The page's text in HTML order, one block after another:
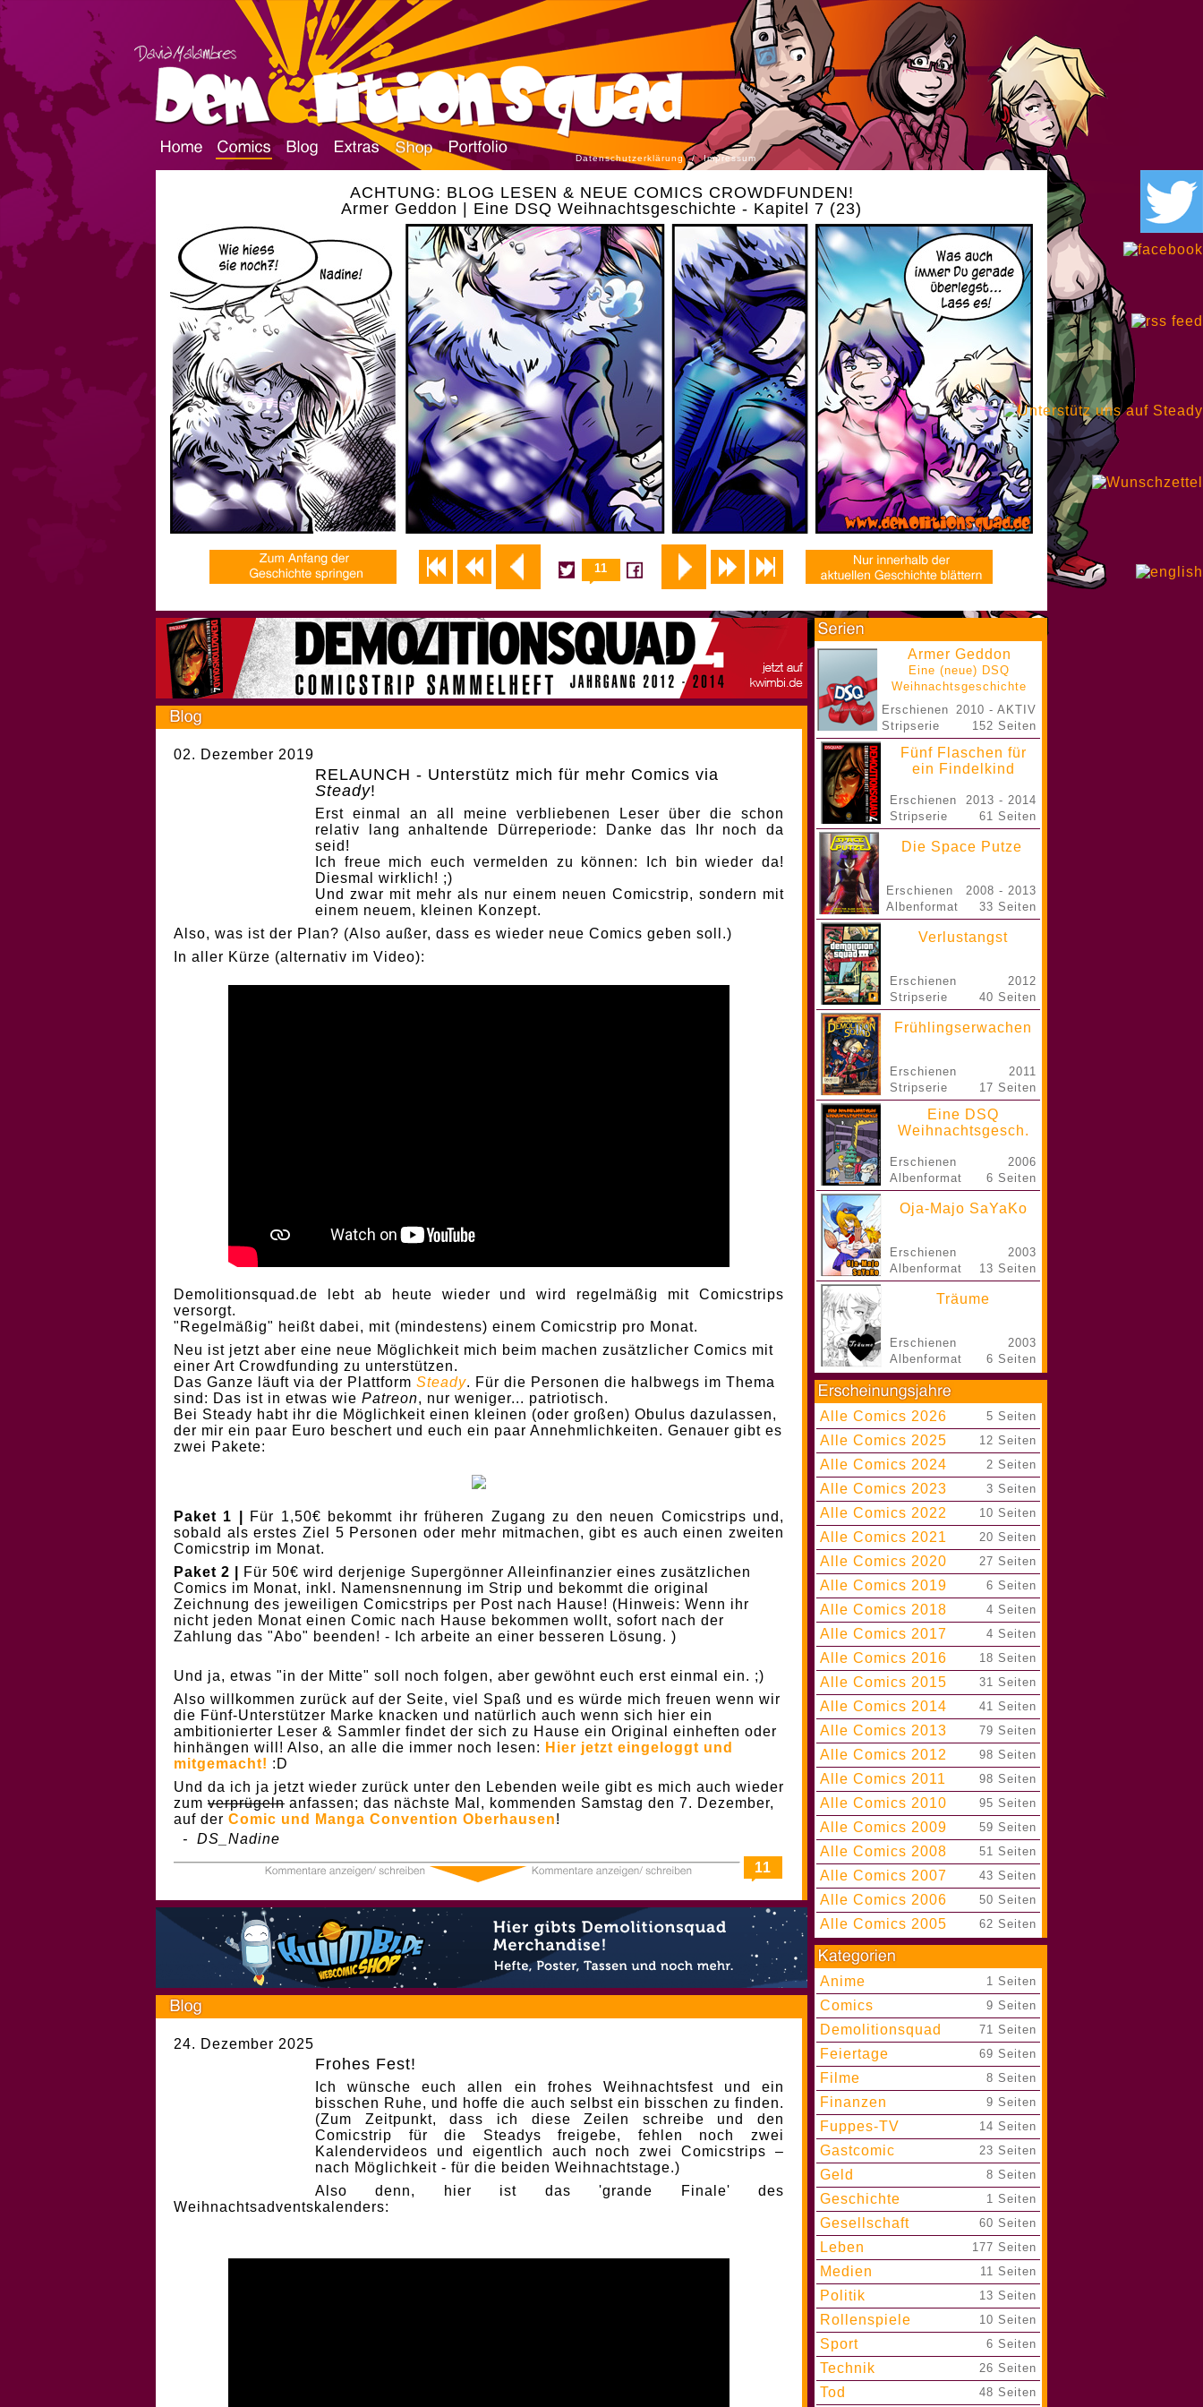
Datenschutzerklärung / Impressum
ACHTUNG: BLOG LESEN & NEUE COMICS CROWDFUNDEN!
Armer Geddon | Eine DSQ Weihnachtsgeschichte - Kapitel 7 (23)
11
02. Dezember 2019
RELAUNCH - Unterstütz mich für mehr Comics via
Steady!
Erst einmal an all meine verbliebenen Leser über die schon
relativ lang anhaltende Dürreperiode: Danke das Ihr noch da
seid!
Ich freue mich euch vermelden zu können: Ich bin wieder da!
Diesmal wirklich! ;)
Und zwar mit mehr als nur einem neuen Comicstrip, sondern mit
einem neuem, kleinen Konzept.
Also, was ist der Plan? (Also außer, dass es wieder neue Comics geben soll.)
In aller Kürze (alternativ im Video):
Demolitionsquad.de lebt ab heute wieder und wird regelmäßig mit Comicstrips
versorgt.
"Regelmäßig" heißt dabei, mit (mindestens) einem Comicstrip pro Monat.
Neu ist jetzt aber eine neue Möglichkeit mich beim machen zusätzlicher Comics mit
einer Art Crowdfunding zu unterstützen.
Das Ganze läuft via der Plattform Steady. Für die Personen die halbwegs im Thema
sind: Das ist in etwas wie Patreon, nur weniger... patriotisch.
Bei Steady habt ihr die Möglichkeit einen kleinen (oder großen) Obulus dazulassen,
der mir ein paar Euro beschert und euch ein paar Annehmlichkeiten. Genauer gibt es
zwei Pakete:
Paket 1 |
Für 1,50€ bekommt ihr früheren Zugang zu den neuen Comicstrips und,
sobald als erstes Ziel 5 Personen oder mehr mitmachen, gibt es auch einen zweiten
Comicstrip im Monat.
Paket 2 |
Für 50€ wird derjenige Supergönner Alleinfinanzier eines zusätzlichen
Comics im Monat, inkl. Namensnennung im Strip und bekommt die original
Zeichnung des jeweiligen Comicstrips per Post nach Hause! (Hinweis: Wenn ihr
nicht jeden Monat einen Comic nach Hause bekommen wollt, sofort nach der
Zahlung das "Abo" beenden! - Ich arbeite an einer besseren Lösung. )
Und ja, etwas "in der Mitte" soll noch folgen, aber gewöhnt euch erst einmal ein. ;)
Also willkommen zurück auf der Seite, viel Spaß und es würde mich freuen wenn wir
die Fünf-Unterstützer Marke knacken und natürlich auch wenn sich hier ein
ambitionierter Leser & Sammler findet der sich zu Hause ein Original einheften oder
hinhängen will! Also, an alle die immer noch lesen: Hier jetzt eingeloggt und
mitgemacht! :D
Und da ich ja jetzt wieder zurück unter den Lebenden weile gibt es mich auch wieder
zum verprügeln anfassen; das nächste Mal, kommenden Samstag den 7. Dezember,
auf der Comic und Manga Convention Oberhausen!
- DS_Nadine
11
24. Dezember 2025
Frohes Fest!
Ich wünsche euch allen ein frohes Weihnachtsfest und ein
bisschen Ruhe, und hoffe die auch selbst ein bisschen zu finden.
(Zum Zeitpunkt, dass ich diese Zeilen schreibe und den
Comicstrip für die Steadys freigebe, fehlen noch zwei
Kalendervideos und eigentlich auch noch zwei Comicstrips –
nach Möglichkeit - für die beiden Weihnachtstage.)
Also denn, hier ist das 'grande Finale' des
Weihnachtsadventskalenders:
Armer Geddon
Eine (neue) DSQ
Weihnachtsgeschichte
Erschienen
Stripserie
2010 - AKTIV
152 Seiten
Fünf Flaschen für
ein Findelkind
Erschienen
Stripserie
2013 - 2014
61 Seiten
Die Space Putze
Erschienen
Albenformat
2008 - 2013
33 Seiten
Verlustangst
Erschienen
Stripserie
2012
40 Seiten
Frühlingserwachen
Erschienen
Stripserie
2011
17 Seiten
Eine DSQ
Weihnachtsgesch.
Erschienen
Albenformat
2006
6 Seiten
Oja-Majo SaYaKo
Erschienen
Albenformat
2003
13 Seiten
Träume
Erschienen
Albenformat
2003
6 Seiten
Alle Comics 2026 5 Seiten
Alle Comics 2025 12 Seiten
Alle Comics 2024 2 Seiten
Alle Comics 2023 3 Seiten
Alle Comics 2022 10 Seiten
Alle Comics 2021 20 Seiten
Alle Comics 2020 27 Seiten
Alle Comics 2019 6 Seiten
Alle Comics 2018 4 Seiten
Alle Comics 2017 4 Seiten
Alle Comics 2016 18 Seiten
Alle Comics 2015 31 Seiten
Alle Comics 2014 41 Seiten
Alle Comics 2013 79 Seiten
Alle Comics 2012 98 Seiten
Alle Comics 2011 98 Seiten
Alle Comics 2010 95 Seiten
Alle Comics 2009 59 Seiten
Alle Comics 2008 51 Seiten
Alle Comics 2007 43 Seiten
Alle Comics 2006 50 Seiten
Alle Comics 2005 62 Seiten
Anime 1 Seiten
Comics 9 Seiten
Demolitionsquad 71 Seiten
Feiertage 69 Seiten
Filme 8 Seiten
Finanzen 9 Seiten
Fuppes-TV 14 Seiten
Gastcomic 23 Seiten
Geld 8 Seiten
Geschichte 1 Seiten
Gesellschaft 60 Seiten
Leben 177 Seiten
Medien 11 Seiten
Politik 13 Seiten
Rollenspiele 10 Seiten
Sport 6 Seiten
Technik 26 Seiten
Tod 48 Seiten